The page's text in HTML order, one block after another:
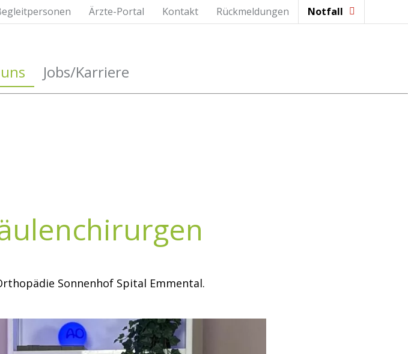
Notfall
Rückmeldungen
Kontakt
Ärzte-Portal
Jobs/Karriere
Sonnenhof Spital Emmental.